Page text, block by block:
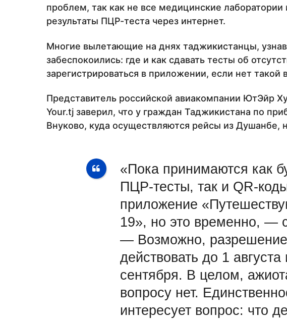
проблем, так как не все медицинские
результаты ПЦР-теста через интернет.
Многие вылетающие на днях таджикистанцы,
забеспокоились: где и как сдавать тесты об
зарегистрироваться в приложении, если нет такой
Представитель российской авиакомпании ЮтЭйр
Your.tj заверил, что у граждан Таджикистана по
Внуково, куда осуществляются рейсы из Душанбе,
«Пока принимаются как
ПЦР-тесты, так и QR-
приложение
19», но это временно, —
— Возможно, разрешение
действовать до 1 августа
сентября. В целом,
вопросу нет.
интересует вопрос: что